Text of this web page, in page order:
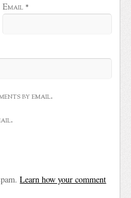
Email *
by email.
Learn how your comment